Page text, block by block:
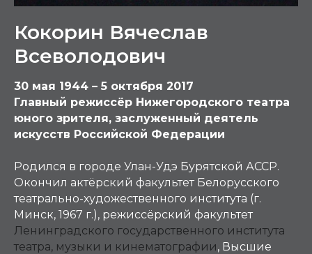
Кокорин Вячеслав
Всеволодович
30 мая 1944 – 5 октября 2017
Главный режиссёр Нижегородского театра
юного зрителя, заслуженный деятель
искусств Российской Федерации
Родился в городе Улан-Удэ Бурятской АССР.
Окончил актёрский факультет Белорусского
театрально-художественного института (г.
Минск, 1967 г.), режиссёрский факультет
Ленинградского государственного института
театра, музыки и кинематографии, Высшие